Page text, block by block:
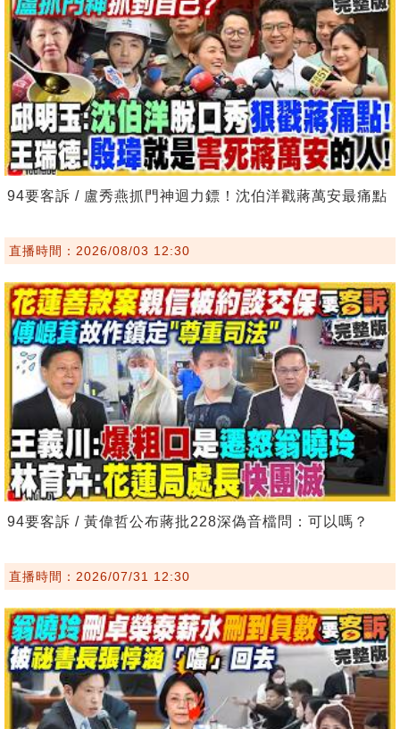
94要客訴 / 盧秀燕抓門神迴力鏢！沈伯洋戳蔣萬安最痛點
直播時間：2026/08/03 12:30
94要客訴 / 黃偉哲公布蔣批228深偽音檔問：可以嗎？
直播時間：2026/07/31 12:30